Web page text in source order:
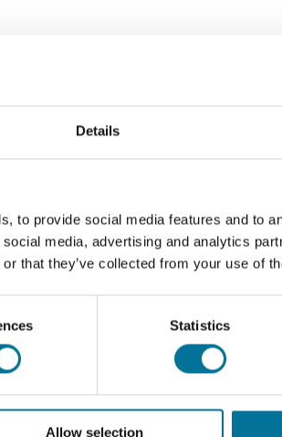
Details
to provide social media features and to
media, advertising and analytics
that they’ve collected from your use of
Statistics
Allow selection